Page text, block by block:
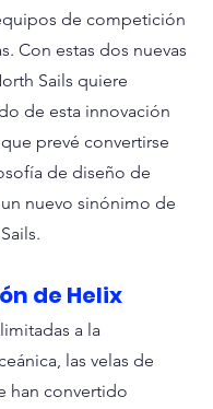
de competición
Con estas dos nuevas
Sails quiere
de esta innovación
prevé convertirse
de diseño de
nuevo sinónimo de
de Helix
a la
las velas de
han convertido